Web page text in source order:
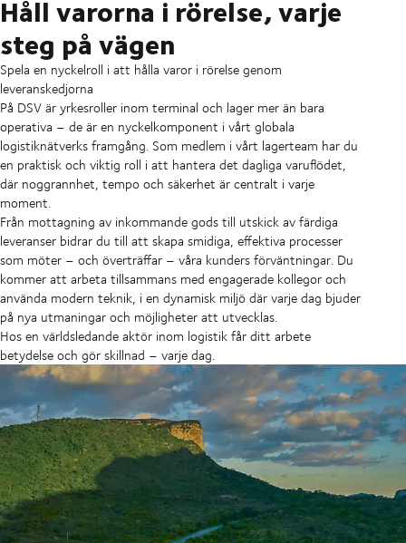
Håll varorna i rörelse, varje
steg på vägen
Spela en nyckelroll i att hålla varor i rörelse genom
leveranskedjorna
På DSV är yrkesroller inom terminal och lager mer än bara
operativa – de är en nyckelkomponent i vårt globala
logistiknätverks framgång. Som medlem i vårt lagerteam har du
en praktisk och viktig roll i att hantera det dagliga varuflödet,
där noggrannhet, tempo och säkerhet är centralt i varje
moment.
Från mottagning av inkommande gods till utskick av färdiga
leveranser bidrar du till att skapa smidiga, effektiva processer
som möter – och överträffar – våra kunders förväntningar. Du
kommer att arbeta tillsammans med engagerade kollegor och
använda modern teknik, i en dynamisk miljö där varje dag bjuder
på nya utmaningar och möjligheter att utvecklas.
Hos en världsledande aktör inom logistik får ditt arbete
betydelse och gör skillnad – varje dag.